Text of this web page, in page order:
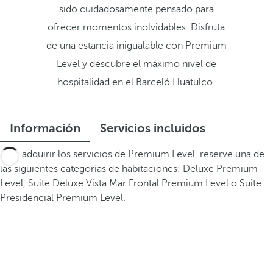
sido cuidadosamente pensado para
ofrecer momentos inolvidables. Disfruta
de una estancia inigualable con Premium
Level y descubre el máximo nivel de
hospitalidad en el Barceló Huatulco.
Información Servicios incluidos
Para adquirir los servicios de Premium Level, reserve una de
las siguientes categorías de habitaciones: Deluxe Premium
Level, Suite Deluxe Vista Mar Frontal Premium Level o Suite
Presidencial Premium Level.